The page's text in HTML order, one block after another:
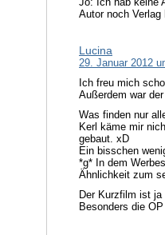
Autor noch
Lucina
29. Januar 2012
Ich freu mich
Außerdem war
Was finden nur
Kerl käme mir
gebaut. xD
Ein bisschen
*g* In dem
Ähnlichkeit zum
Der Kurzfilm ist
Besonders die